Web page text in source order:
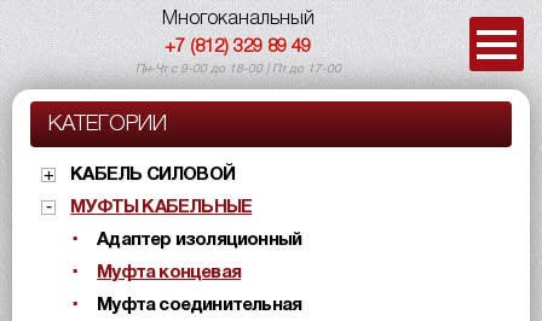
Многоканальный
+7 (812) 329 89 49
Пн-Чт с 9-00 до 18-00 | Пт до 17-00
КАТЕГОРИИ
КАБЕЛЬ СИЛОВОЙ
МУФТЫ КАБЕЛЬНЫЕ
Адаптер изоляционный
Муфта концевая
Муфта соединительная